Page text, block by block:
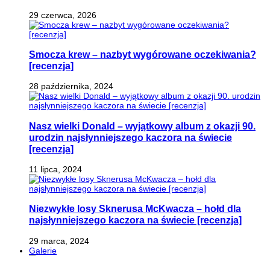
29 czerwca, 2026
Smocza krew – nazbyt wygórowane oczekiwania?
[recenzja]
28 października, 2024
Nasz wielki Donald – wyjątkowy album z okazji 90.
urodzin najsłynniejszego kaczora na świecie
[recenzja]
11 lipca, 2024
Niezwykłe losy Sknerusa McKwacza – hołd dla
najsłynniejszego kaczora na świecie [recenzja]
29 marca, 2024
Galerie